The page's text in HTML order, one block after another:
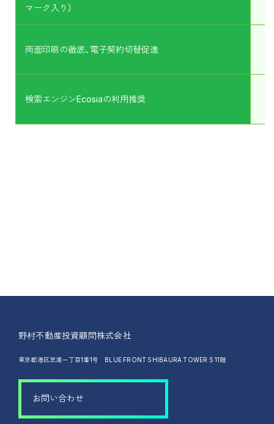
マーク入り）
両面印刷の徹底、電子契約切替促進
検索エンジンEcosiaの利用推奨
野村不動産投資顧問株式会社
東京都港区芝浦一丁目1番1号 BLUE FRONT SHIBAURA TOWER S 11階
お問い合わせ